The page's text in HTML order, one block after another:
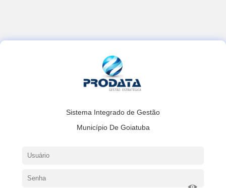
Sistema Integrado de Gestão
Município De Goiatuba